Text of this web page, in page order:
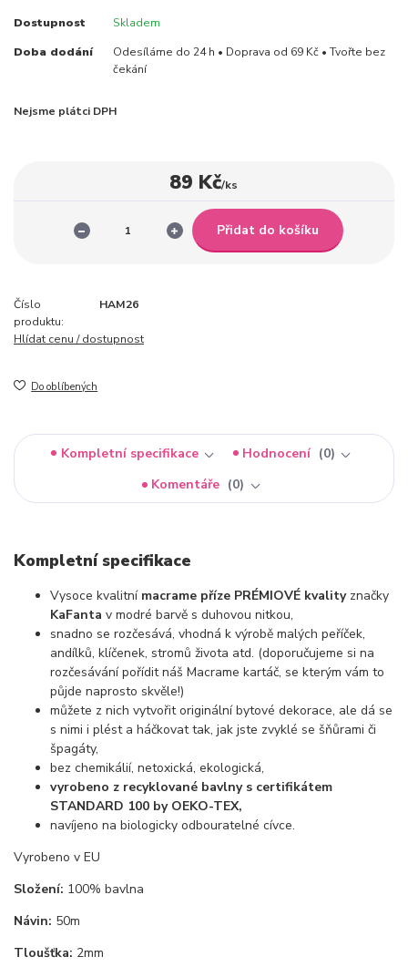
Dostupnost Skladem
Doba dodání
Odesíláme do 24 h • Doprava od 69 Kč • Tvořte bez
čekání
Nejsme plátci DPH
89 Kč/ks
Přidat do košíku
Číslo
produktu:
HAM26
Hlídat cenu / dostupnost
Do oblíbených
Kompletní specifikace Hodnocení
0
Komentáře
0
Kompletní specifikace
Vysoce kvalitní macrame příze PRÉMIOVÉ kvalityznačky
KaFanta v modré barvě s duhovou nitkou,
snadno se rozčesává, vhodná k výrobě malých peříček,
andílků, klíčenek, stromů života atd. (doporučujeme si na
rozčesávání pořídit náš Macrame kartáč, se kterým vám to
půjde naprosto skvěle!)
můžete z nich vytvořit originální bytové dekorace, ale dá se
s nimi i plést a háčkovat tak, jak jste zvyklé se šňůrami či
špagáty,
bez chemikálií, netoxická, ekologická,
vyrobeno z recyklované bavlny s certifikátem
STANDARD 100 by OEKO-TEX,
navíjeno na biologicky odbouratelné cívce.
Vyrobeno v EU
Složení: 100% bavlna
Návin: 50m
Tloušťka: 2mm